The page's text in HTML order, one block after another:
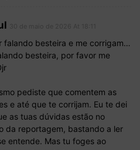
falando besteira e me corrigam…
besteira, por favor me
pediste que comentem as
e até que te corrijam. Eu te dei
as tuas dúvidas estão no
da reportagem, bastando a ler
entende. Mas tu foges ao